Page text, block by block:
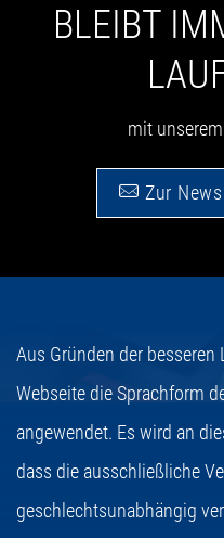
BLEIBT
mit
Zur
Aus Gründen der
Webseite die Sprachform
angewendet. Es wird an
dass die ausschließliche
geschlechtsunabhängig